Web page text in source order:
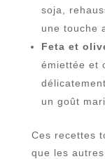
soja,
une touche
Feta et
émiettée et
un goût
Ces recettes
que les